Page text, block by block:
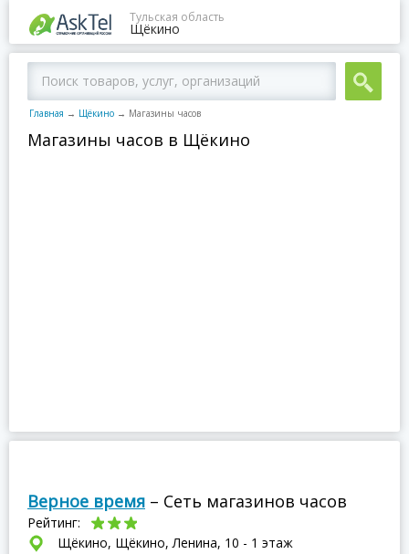
Тульская область
Щёкино
Главная → Щёкино → Магазины часов
Магазины часов в Щёкино
Верное время – Сеть магазинов часов
Рейтинг:
Щёкино, Щёкино, Ленина, 10 - 1 этаж